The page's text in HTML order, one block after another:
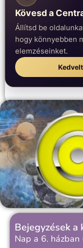
Kövesd a
Állítsd be
hogy könnyebben
elemzéseinket.
Bejegyzések
Nap a 6. házban